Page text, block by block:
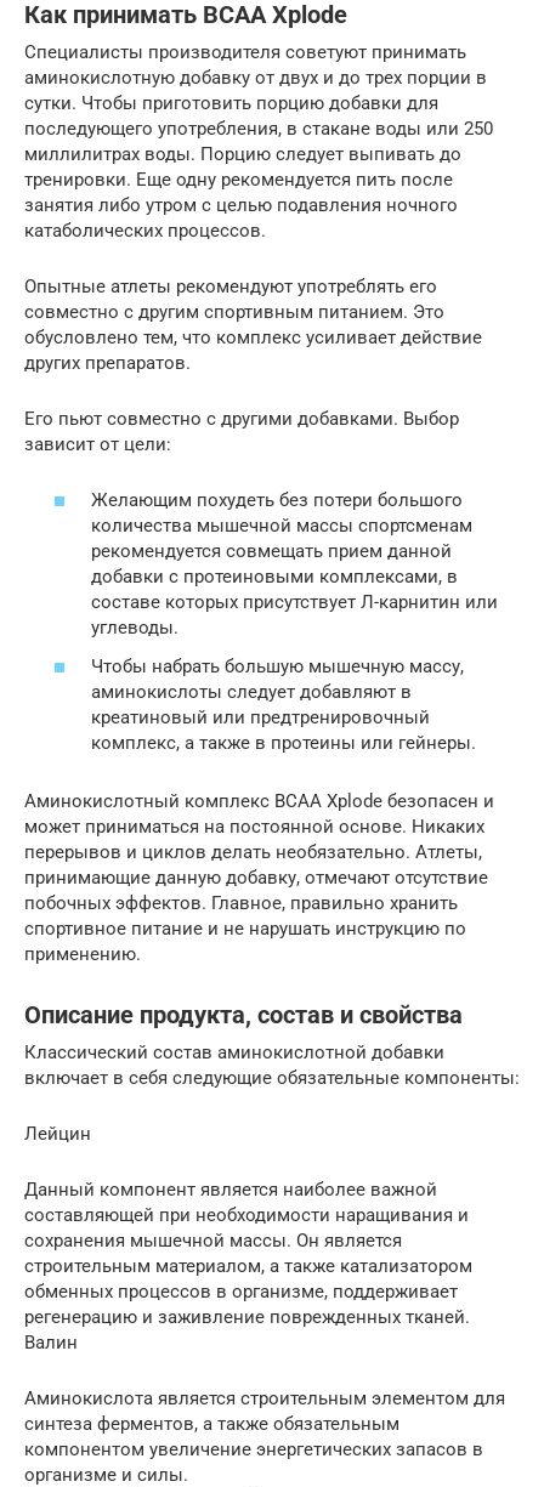
Как принимать BCAA Xplode
Специалисты производителя советуют принимать
аминокислотную добавку от двух и до трех порции в
сутки. Чтобы приготовить порцию добавки для
последующего употребления, в стакане воды или 250
миллилитрах воды. Порцию следует выпивать до
тренировки. Еще одну рекомендуется пить после
занятия либо утром с целью подавления ночного
катаболических процессов.
Опытные атлеты рекомендуют употреблять его
совместно с другим спортивным питанием. Это
обусловлено тем, что комплекс усиливает действие
других препаратов.
Его пьют совместно с другими добавками. Выбор
зависит от цели:
Желающим похудеть без потери большого
количества мышечной массы спортсменам
рекомендуется совмещать прием данной
добавки с протеиновыми комплексами, в
составе которых присутствует Л-карнитин или
углеводы.
Чтобы набрать большую мышечную массу,
аминокислоты следует добавляют в
креатиновый или предтренировочный
комплекс, а также в протеины или гейнеры.
Аминокислотный комплекс BCAA Xplode безопасен и
может приниматься на постоянной основе. Никаких
перерывов и циклов делать необязательно. Атлеты,
принимающие данную добавку, отмечают отсутствие
побочных эффектов. Главное, правильно хранить
спортивное питание и не нарушать инструкцию по
применению.
Описание продукта, состав и свойства
Классический состав аминокислотной добавки
включает в себя следующие обязательные компоненты:
Лейцин
Данный компонент является наиболее важной
составляющей при необходимости наращивания и
сохранения мышечной массы. Он является
строительным материалом, а также катализатором
обменных процессов в организме, поддерживает
регенерацию и заживление поврежденных тканей.
Валин
Аминокислота является строительным элементом для
синтеза ферментов, а также обязательным
компонентом увеличение энергетических запасов в
организме и силы.